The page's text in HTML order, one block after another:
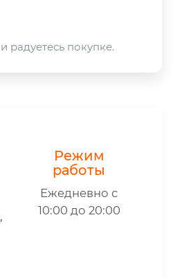
радуетесь покупке.
Режим
работы
Ежедневно с
10:00 до 20:00